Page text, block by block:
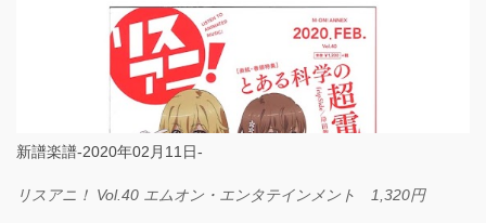
新譜楽譜-2020年02月11日-
リスアニ！ Vol.40 エムオン・エンタテインメント 1,320円